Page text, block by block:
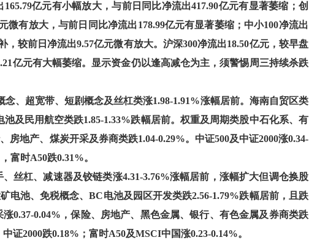
亿元有小幅放大，与前日同比净流出417.90亿元有显著萎缩；创
微有放大，与前日同比净流出178.99亿元有显著萎缩；中小100净流出
，较前日净流出9.57亿元微有放大。沪深300净流出18.50亿元，较早盘
亿元有大幅萎缩。显示资金仍以逢高减仓为主，须警惕周三持续杀跌
、超宽带、短剧概念及丝杠类涨1.98-1.91%涨幅居前。海南自贸区类
及民用航空类跌1.85-1.33%跌幅居前。权重及周期类股中石化系、有
房地产、煤炭开采及券商类跌1.04-0.29%。中证500及中证2000涨0.34-
富时A50跌0.31%。
丝杠、减速器及铰链类涨4.31-3.76%涨幅居前，涨幅扩大但调仓换股
电池、免税概念、BC电池及园区开发类跌2.56-1.79%跌幅居前，且跌
0.37-0.04%，保险、房地产、黑色金属、银行、有色金属及券商类跌
证2000跌0.18%；富时A50及MSCI中国涨0.23-0.14%。